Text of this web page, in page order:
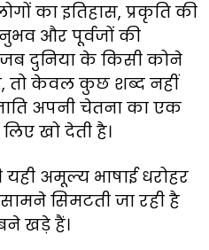
का इतिहास, प्रकृति की
और पूर्वजों की
दुनिया के किसी कोने
तो केवल कुछ शब्द नहीं
अपनी चेतना का एक
खो देती है।
अमूल्य भाषाई धरोहर
सिमटती जा रही है
खड़े हैं।